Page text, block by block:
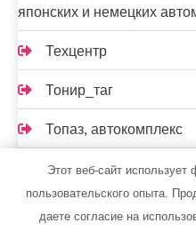
японских и немецких
Техцентр
Тонир_таг
Топаз, автокомплекс
Торгшина, магазин,
Тортила, банно-
Этот веб-сайт
пользовательского опыта.
даете согласие на